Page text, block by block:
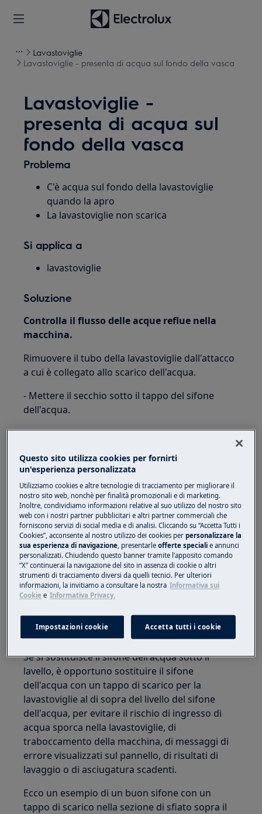
Lavastoviglie
Lavastoviglie - presenta di acqua sul fondo della vasca
Lavastoviglie -
presenta di acqua sul
fondo della vasca
Problema
C'è acqua sul fondo della lavastoviglie
quando la apro
La lavastoviglie non scarica
Si applica a
lavastoviglie
Soluzione
Controlla il flusso delle acque reflue nella
macchina.
Rimuovere il tubo della lavastoviglie dall'attacco
a cui è collegato allo scarico dell'acqua.
- Mettere il secchio sotto il tappo del sifone
dell'acqua.
- Aprire il rubinetto del lavandino sopra il sifone.
Se l'acqua fuoriesce dal tappo, lo scarico è
intasato o il sifone è difettoso e deve essere
riparato o sostituito.
Ecco un esempio di impianto di drenaggio in cui
c'è il rischio che il liquame sporco possa
rientrare nella lavastoviglie:
Se si sostituisce il sifone dell'acqua sotto il
lavello, è opportuno sostituire il sifone
dell'acqua con un tappo di scarico per la
lavastoviglie al di sopra del livello del sifone
dell'acqua, per evitare il rischio di ingresso di
acqua sporca nella lavastoviglie, di
traboccamento della macchina, di messaggi di
errore visualizzati sul pannello, di risultati di
lavaggio o di asciugatura scadenti.
Ecco un esempio di un buon sifone con un
tappo di scarico nella sezione di sfiato sopra il
Questo sito utilizza cookies per fornirti
un'esperienza personalizzata
Utilizziamo cookies e altre tecnologie di tracciamento per migliorare il
nostro sito web, nonchè per finalità promozionali e di marketing.
Inoltre, condividiamo informazioni relative al suo utilizzo del nostro sito
web con i nostri partner pubblicitari e altri partner commerciali che
forniscono servizi di social media e di analisi. Cliccando su “Accetta Tutti i
Cookies”, acconsente al nostro utilizzo dei cookies perpersonalizzare la
sua esperienza di navigazione, presentarleofferte speciali e annunci
personalizzati. Chiudendo questo banner tramite l’apposito comando
“X” continuerai la navigazione del sito in assenza di cookie o altri
strumenti di tracciamento diversi da quelli tecnici. Per ulteriori
informazioni, la invitiamo a consultare la nostra Informativa sui
Cookie e Informativa Privacy.
Impostazioni cookie Accetta tutti i cookie